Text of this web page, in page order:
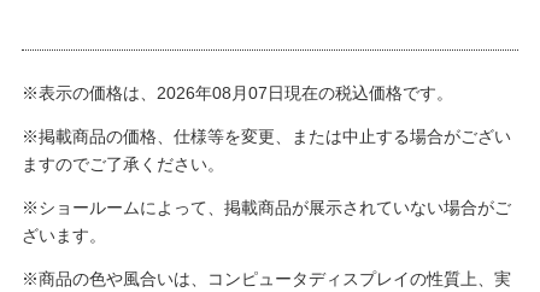
※表示の価格は、2026年08月07日現在の税込価格です。
※掲載商品の価格、仕様等を変更、または中止する場合がござい
ますのでご了承ください。
※ショールームによって、掲載商品が展示されていない場合がご
ざいます。
※商品の色や風合いは、コンピュータディスプレイの性質上、実